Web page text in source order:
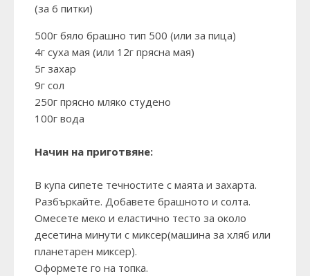
(за 6 питки)
500г бяло брашно тип 500 (или за пица)
4г суха мая (или 12г прясна мая)
5г захар
9г сол
250г прясно мляко студено
100г вода
Начин на приготвяне:
В купа сипете течностите с маята и захарта.
Разбъркайте. Добавете брашното и солта.
Омесете меко и еластично тесто за около
десетина минути с миксер(машина за хляб или
планетарен миксер).
Оформете го на топка.